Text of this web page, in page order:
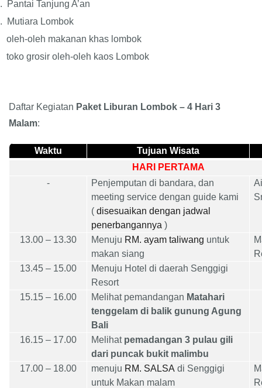
Pantai Tanjung A’an
Mutiara Lombok
oleh-oleh makanan khas lombok
toko grosir oleh-oleh kaos Lombok
Daftar Kegiatan Paket Liburan Lombok – 4 Hari 3
Malam:
Waktu
Tujuan Wisata
HARI PERTAMA
-
Penjemputan di bandara, dan
meeting service dengan guide kami
(disesuaikan dengan jadwal
penerbangannya)
13.00– 13.30 Menuju RM. ayam taliwang untuk
makan siang
M
13.45 – 15.00
Menuju Hotel di daerah Senggigi
Resort
15.15 – 16.00
Melihat pemandangan Matahari
tenggelam di balik gunung Agung
Bali
16.15 – 17.00
Melihat pemadangan 3 pulau gili
dari puncak bukit malimbu
17.00 – 18.00
menuju RM. SALSA di Senggigi
untuk Makan malam
M